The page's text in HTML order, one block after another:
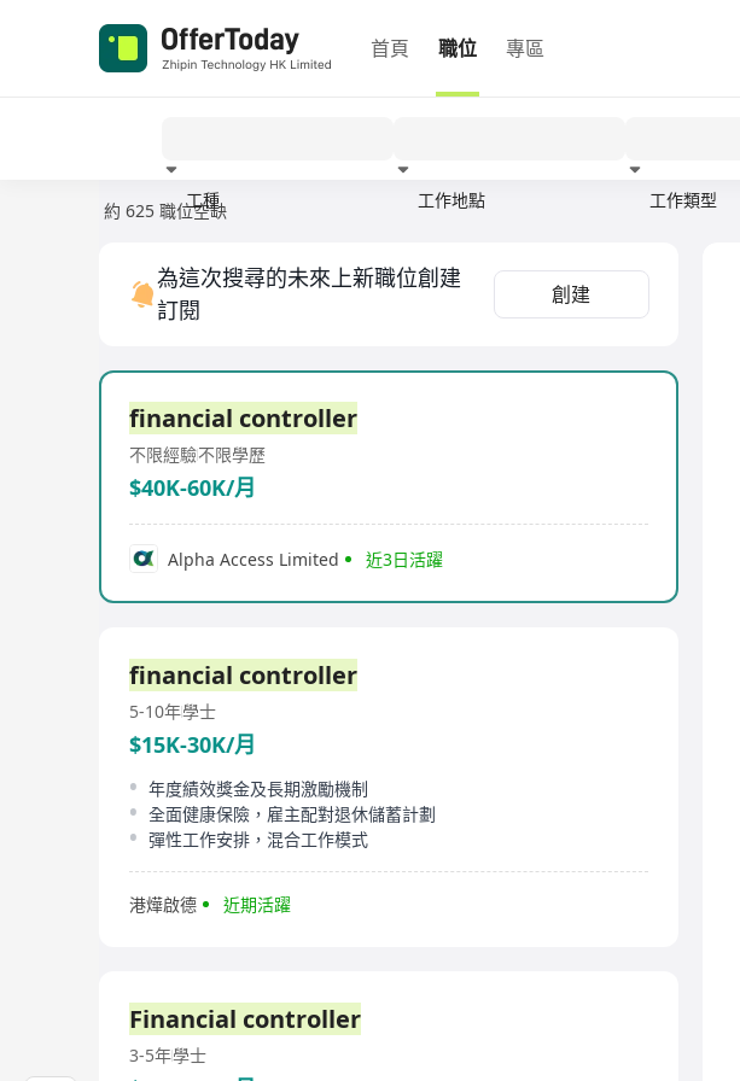
首頁 職位 專區
工種 工作地點 工作類型
約 625 職位空缺
為這次搜尋的未來上新職位創建
訂閱
創建
financial controller
不限經驗不限學歷
$40K-60K/月
Alpha Access Limited 近3日活躍
financial controller
5-10年學士
$15K-30K/月
年度績效獎金及長期激勵機制
全面健康保險，雇主配對退休儲蓄計劃
彈性工作安排，混合工作模式
港燁啟德 近期活躍
Financial controller
3-5年學士